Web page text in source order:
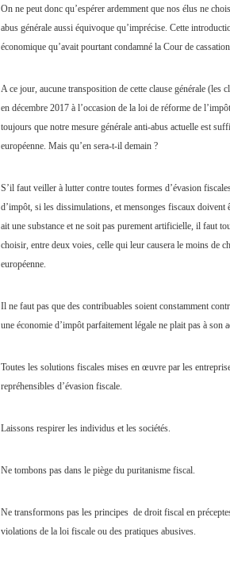
On ne peut donc qu’espérer ardemment que nos élus ne
abus générale aussi équivoque qu’imprécise. Cette
économique qu’avait pourtant condamné la Cour de
A ce jour, aucune transposition de cette clause générale (les
en décembre 2017 à l’occasion de la loi de réforme de
toujours que notre mesure générale anti-abus actuelle est
européenne. Mais qu’en sera-t-il demain ?
S’il faut veiller à lutter contre toutes formes d’évasion
d’impôt, si les dissimulations, et mensonges fiscaux doivent
ait une substance et ne soit pas purement artificielle, il faut
choisir, entre deux voies, celle qui leur causera le moins de
européenne.
Il ne faut pas que des contribuables soient constamment
une économie d’impôt parfaitement légale ne plait pas à son
Toutes les solutions fiscales mises en œuvre par les
repréhensibles d’évasion fiscale.
Laissons respirer les individus et les sociétés.
Ne tombons pas dans le piège du puritanisme fiscal.
Ne transformons pas les principes de droit fiscal en
violations de la loi fiscale ou des pratiques abusives.